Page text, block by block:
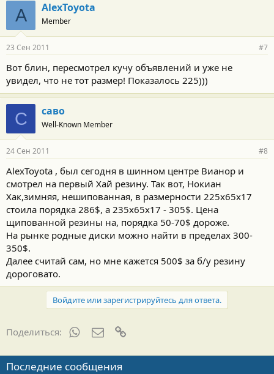
A AlexToyota
Member
23 Сен 2011 #7
Вот блин, пересмотрел кучу объявлений и уже не
увидел, что не тот размер! Показалось 225)))
С саво
Well-Known Member
24 Сен 2011 #8
AlexToyota , был сегодня в шинном центре Вианор и
смотрел на первый Хай резину. Так вот, Нокиан
Хак,зимняя, нешипованная, в размерности 225х65х17
стоила порядка 286$, а 235х65х17 - 305$. Цена
щипованной резины на, порядка 50-70$ дороже.
На рынке родные диски можно найти в пределах 300-
350$.
Далее считай сам, но мне кажется 500$ за б/у резину
дороговато.
Войдите или зарегистрируйтесь для ответа.
Поделиться: WhatsAppЭлектронная почта
Последние сообщения